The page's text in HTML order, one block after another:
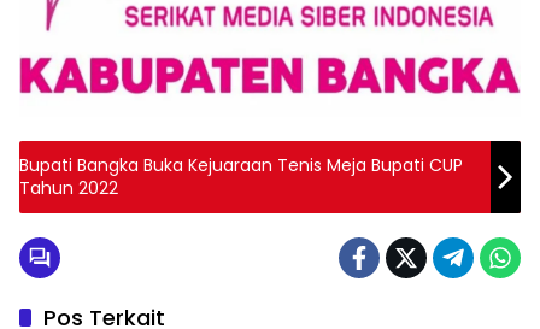
Bupati Bangka Buka Kejuaraan Tenis Meja Bupati CUP
Tahun 2022
Pos Terkait